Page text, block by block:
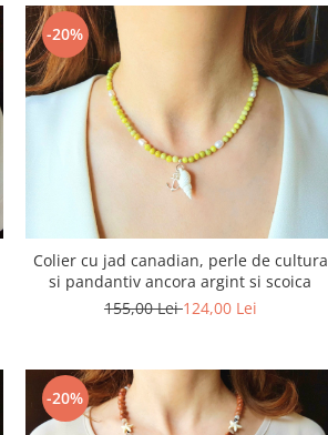
-20%
Colier cu jad canadian, perle de cultura
si pandantiv ancora argint si scoica
155,00 Lei124,00 Lei
-20%